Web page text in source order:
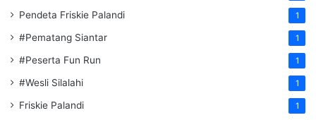
Pendeta Friskie Palandi 1
#Pematang Siantar 1
#Peserta Fun Run 1
#Wesli Silalahi 1
Friskie Palandi 1